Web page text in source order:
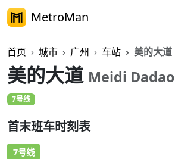
MetroMan
首页 城市 广州 车站 美的大道
美的大道 Meidi Dadao
7号线
首末班车时刻表
7号线